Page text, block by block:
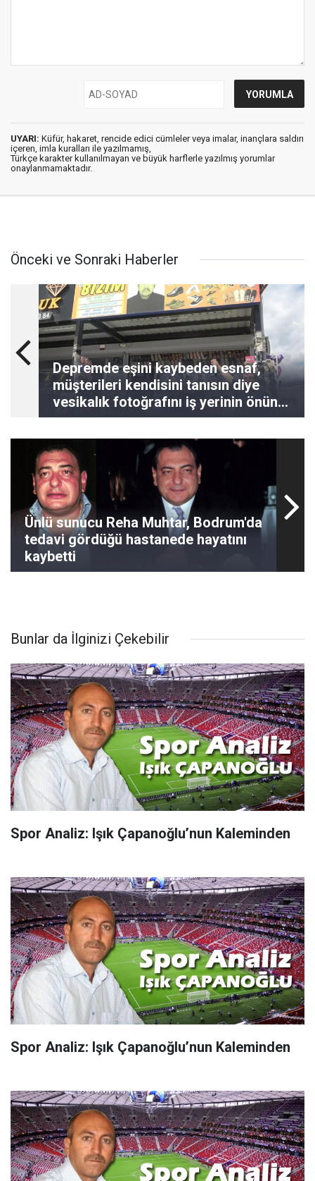
UYARI: Küfür, hakaret, rencide edici cümleler veya imalar, inançlara saldırı
içeren, imla kuralları ile yazılmamış,
Türkçe karakter kullanılmayan ve büyük harflerle yazılmış yorumlar
onaylanmamaktadır.
Önceki ve Sonraki Haberler
Depremde eşini kaybeden esnaf,
müşterileri kendisini tanısın diye
vesikalık fotoğrafını iş yerinin önüne
astı
Ünlü sunucu Reha Muhtar, Bodrum'da
tedavi gördüğü hastanede hayatını
kaybetti
Bunlar da İlginizi Çekebilir
Spor Analiz: Işık Çapanoğlu’nun Kaleminden
Spor Analiz: Işık Çapanoğlu’nun Kaleminden